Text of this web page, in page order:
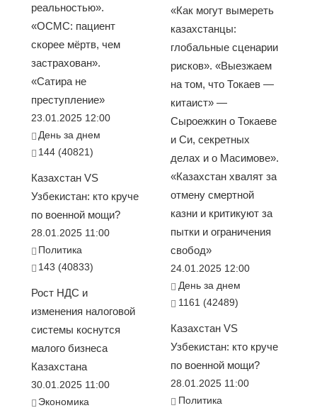
реальностью».
«ОСМС: пациент
скорее мёртв, чем
застрахован».
«Сатира не
преступление»
23.01.2025 12:00
День за днем
144 (40821)
Казахстан VS
Узбекистан: кто круче
по военной мощи?
28.01.2025 11:00
Политика
143 (40833)
Рост НДС и
изменения налоговой
системы коснутся
малого бизнеса
Казахстана
30.01.2025 11:00
Экономика
«Как могут вымереть
казахстанцы:
глобальные сценарии
рисков». «Выезжаем
на том, что Токаев —
китаист» —
Сыроежкин о Токаеве
и Си, секретных
делах и о Масимове».
«Казахстан хвалят за
отмену смертной
казни и критикуют за
пытки и ограничения
свобод»
24.01.2025 12:00
День за днем
1161 (42489)
Казахстан VS
Узбекистан: кто круче
по военной мощи?
28.01.2025 11:00
Политика